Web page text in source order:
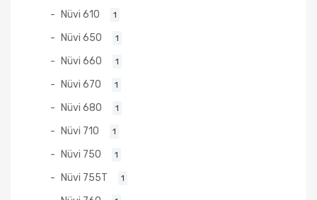
Nüvi 610 1
Nüvi 650 1
Nüvi 660 1
Nüvi 670 1
Nüvi 680 1
Nüvi 710 1
Nüvi 750 1
Nüvi 755T 1